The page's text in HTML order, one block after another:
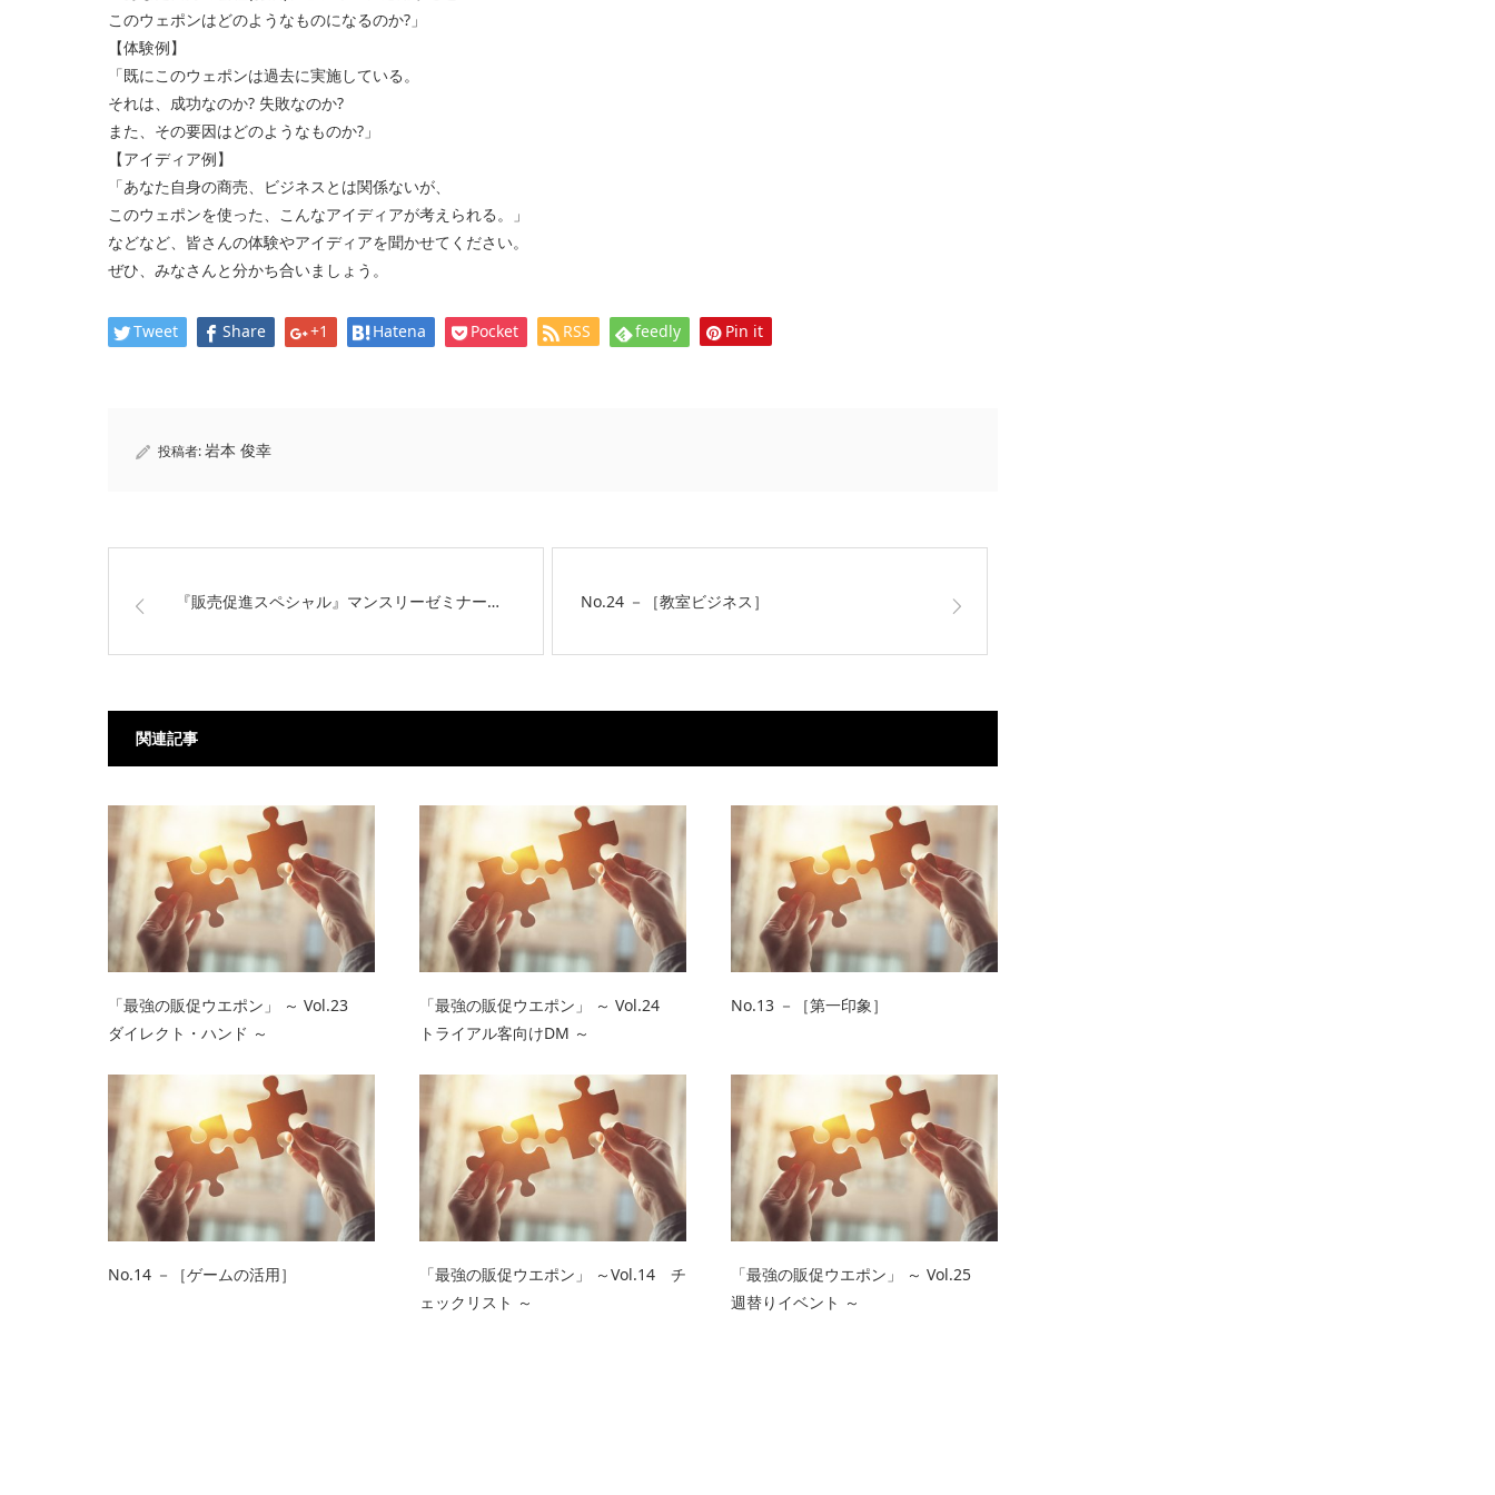
このウェポンはどのようなものになるのか?」
【体験例】
「既にこのウェポンは過去に実施している。
それは、成功なのか? 失敗なのか?
また、その要因はどのようなものか?」
【アイディア例】
「あなた自身の商売、ビジネスとは関係ないが、
このウェポンを使った、こんなアイディアが考えられる。」
などなど、皆さんの体験やアイディアを聞かせてください。
ぜひ、みなさんと分かち合いましょう。
Tweet Share +1 Hatena Pocket RSS feedly Pin it
投稿者:岩本 俊幸
『販売促進スペシャル』マンスリーゼミナー… No.24 －［教室ビジネス］
関連記事
「最強の販促ウエポン」 ～ Vol.23
ダイレクト・ハンド ～
「最強の販促ウエポン」 ～ Vol.24
トライアル客向けDM ～
No.13 －［第一印象］
No.14 －［ゲームの活用］
「最強の販促ウエポン」 ～Vol.14 チ
ェックリスト ～
「最強の販促ウエポン」 ～ Vol.25
週替りイベント ～